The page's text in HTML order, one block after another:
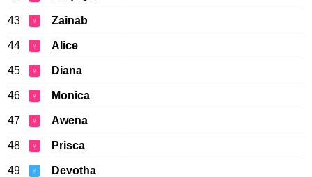
43 ♀ Zainab
44 ♀ Alice
45 ♀ Diana
46 ♀ Monica
47 ♀ Awena
48 ♀ Prisca
49 ♂ Devotha